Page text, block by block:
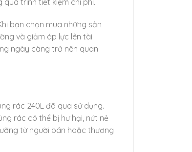
trình tiết kiệm chi phí.
bạn chọn mua những sản
và giảm áp lực lên tài
ngày càng trở nên quan
rác 240L đã qua sử dụng.
rác có thể bị hư hại, nứt nẻ
từ người bán hoặc thương